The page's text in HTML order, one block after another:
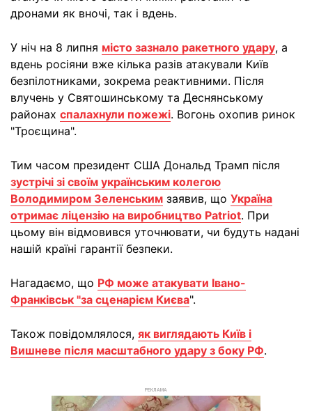
дронами як вночі, так і вдень.
У ніч на 8 липня місто зазнало ракетного удару, а
вдень росіяни вже кілька разів атакували Київ
безпілотниками, зокрема реактивними. Після
влучень у Святошинському та Деснянському
районах спалахнули пожежі. Вогонь охопив ринок
"Троєщина".
Тим часом президент США Дональд Трамп після
зустрічі зі своїм українським колегою
Володимиром Зеленським заявив, що Україна
отримає ліцензію на виробництво Patriot. При
цьому він відмовився уточнювати, чи будуть надані
нашій країні гарантії безпеки.
Нагадаємо, що РФ може атакувати Івано-
Франківськ "за сценарієм Києва".
Також повідомлялося, як виглядають Київ і
Вишневе після масштабного удару з боку РФ.
РЕКЛАМА